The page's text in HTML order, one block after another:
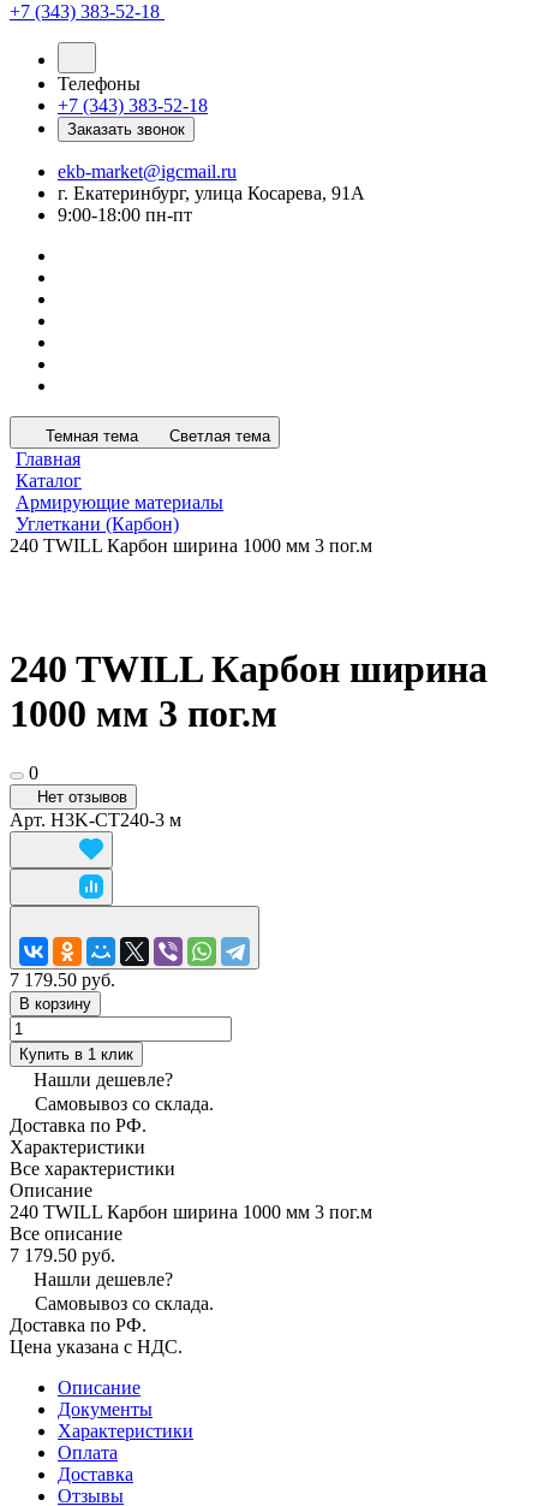
+7 (343) 383-52-18
Телефоны
+7 (343) 383-52-18
Заказать звонок
ekb-market@igcmail.ru
г. Екатеринбург, улица Косарева, 91А
9:00-18:00 пн-пт
Темная тема Светлая тема
Главная
Каталог
Армирующие материалы
Углеткани (Карбон)
240 TWILL Карбон ширина 1000 мм 3 пог.м
240 TWILL Карбон ширина
1000 мм 3 пог.м
0
Нет отзывов
Арт. H3K-CT240-3 м
7 179.50 руб.
В корзину
Купить в 1 клик
Нашли дешевле?
Самовывоз со склада.
Доставка по РФ.
Характеристики
Все характеристики
Описание
240 TWILL Карбон ширина 1000 мм 3 пог.м
Все описание
7 179.50 руб.
Нашли дешевле?
Самовывоз со склада.
Доставка по РФ.
Цена указана с НДС.
Описание
Документы
Характеристики
Оплата
Доставка
Отзывы